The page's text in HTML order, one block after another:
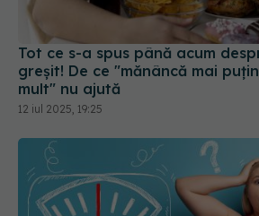
Tot ce s-a spus până acum
greșit! De ce "mănâncă mai
mult" nu ajută
12 iul 2025, 19:25